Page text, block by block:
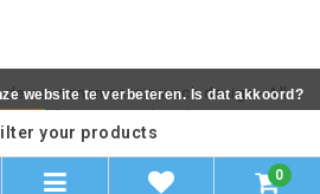
wit wonen scaninavsch design - All
- RealizationInStijl Media
your products
0
website te verbeteren. Is dat akkoord?
Meer over cookies »